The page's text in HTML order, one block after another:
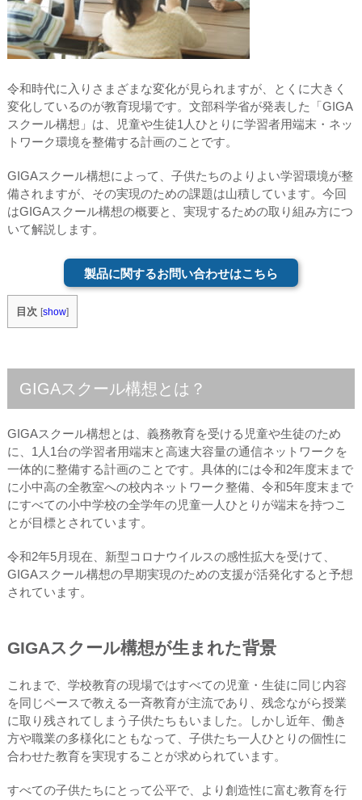
令和時代に入りさまざまな変化が見られますが、とくに大きく
変化しているのが教育現場です。文部科学省が発表した「GIGA
スクール構想」は、児童や生徒1人ひとりに学習者用端末・ネッ
トワーク環境を整備する計画のことです。
GIGAスクール構想によって、子供たちのよりよい学習環境が整
備されますが、その実現のための課題は山積しています。今回
はGIGAスクール構想の概要と、実現するための取り組み方につ
いて解説します。
製品に関するお問い合わせはこちら
目次 [show]
GIGAスクール構想とは？
GIGAスクール構想とは、義務教育を受ける児童や生徒のため
に、1人1台の学習者用端末と高速大容量の通信ネットワークを
一体的に整備する計画のことです。具体的には令和2年度末まで
に小中高の全教室への校内ネットワーク整備、令和5年度末まで
にすべての小中学校の全学年の児童一人ひとりが端末を持つこ
とが目標とされています。
令和2年5月現在、新型コロナウイルスの感性拡大を受けて、
GIGAスクール構想の早期実現のための支援が活発化すると予想
されています。
GIGAスクール構想が生まれた背景
これまで、学校教育の現場ではすべての児童・生徒に同じ内容
を同じペースで教える一斉教育が主流であり、残念ながら授業
に取り残されてしまう子供たちもいました。しかし近年、働き
方や職業の多様化にともなって、子供たち一人ひとりの個性に
合わせた教育を実現することが求められています。
すべての子供たちにとって公平で、より創造性に富む教育を行